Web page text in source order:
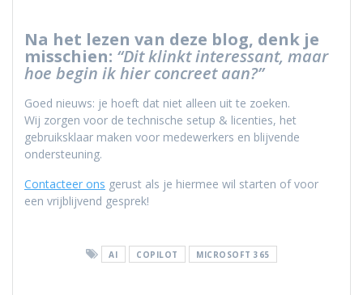
Na het lezen van deze blog, denk je
misschien: “Dit klinkt interessant, maar
hoe begin ik hier concreet aan?”
Goed nieuws: je hoeft dat niet alleen uit te zoeken.
Wij zorgen voor de technische setup & licenties, het
gebruiksklaar maken voor medewerkers en blijvende
ondersteuning.
Contacteer ons gerust als je hiermee wil starten of voor
een vrijblijvend gesprek!
AI COPILOT MICROSOFT 365